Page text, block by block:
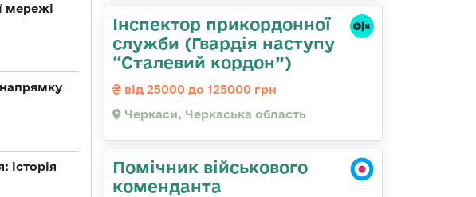
мережі
напрямку
історія
Інспектор прикордонної
служби (Гвардія наступу
“Сталевий кордон”)
від 25000 до 125000 грн
Черкаси, Черкаська область
Помічник військового
коменданта